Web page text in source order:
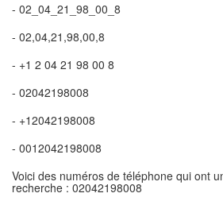
- 02_04_21_98_00_8
- 02,04,21,98,00,8
- +1 2 04 21 98 00 8
- 02042198008
- +12042198008
- 0012042198008
Voici des numéros de téléphone qui ont
recherche : 02042198008